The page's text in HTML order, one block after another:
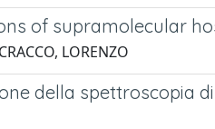
of supramolecular
LORENZO
della spettroscopia